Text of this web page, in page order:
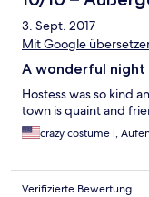
3. Sept. 2017
Mit Google
A wonderful night
Hostess was so kind
town is quaint and
crazy costume l,
Verifizierte Bewertung